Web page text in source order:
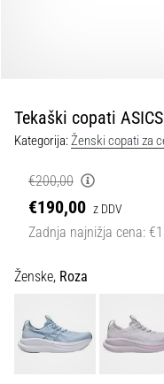
Kaj
sta
kako
izvajamo?
praksi
»shuttle
oziroma
tek
Tekaški copati
Kategorija:Ženski copati za
€200,00
€190,00 z DDV
Zadnja najnižja cena:
Ženske, Roza